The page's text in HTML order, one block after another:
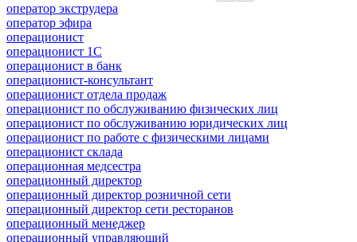
оператор экструдера
оператор эфира
операционист
операционист 1С
операционист в банк
операционист-консультант
операционист отдела продаж
операционист по обслуживанию физических лиц
операционист по обслуживанию юридических лиц
операционист по работе с физическими лицами
операционист склада
операционная медсестра
операционный директор
операционный директор розничной сети
операционный директор сети ресторанов
операционный менеджер
операционный управляющий